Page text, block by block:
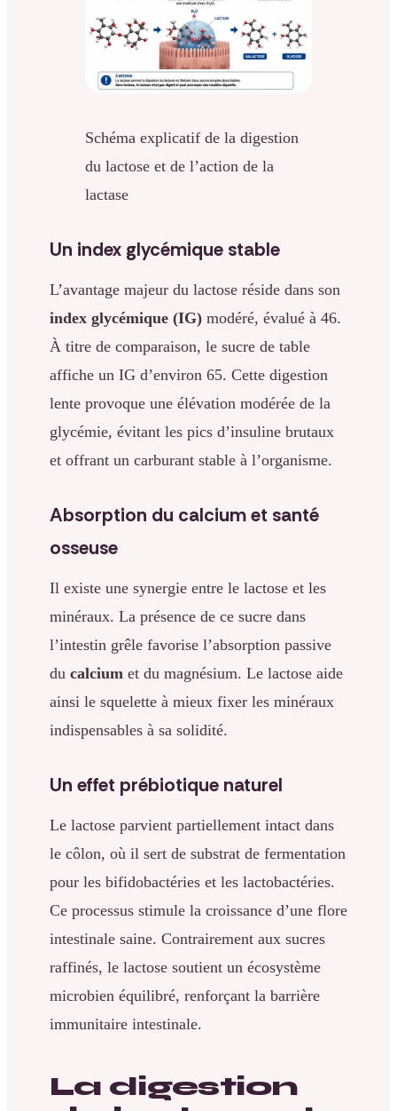
Schéma explicatif de la digestion
du lactose et de l’action de la
lactase
Un index glycémique stable
L’avantage majeur du lactose réside dans son
index glycémique (IG) modéré, évalué à 46.
À titre de comparaison, le sucre de table
affiche un IG d’environ 65. Cette digestion
lente provoque une élévation modérée de la
glycémie, évitant les pics d’insuline brutaux
et offrant un carburant stable à l’organisme.
Absorption du calcium et santé
osseuse
Il existe une synergie entre le lactose et les
minéraux. La présence de ce sucre dans
l’intestin grêle favorise l’absorption passive
du calcium et du magnésium. Le lactose aide
ainsi le squelette à mieux fixer les minéraux
indispensables à sa solidité.
Un effet prébiotique naturel
Le lactose parvient partiellement intact dans
le côlon, où il sert de substrat de fermentation
pour les bifidobactéries et les lactobactéries.
Ce processus stimule la croissance d’une flore
intestinale saine. Contrairement aux sucres
raffinés, le lactose soutient un écosystème
microbien équilibré, renforçant la barrière
immunitaire intestinale.
La digestion